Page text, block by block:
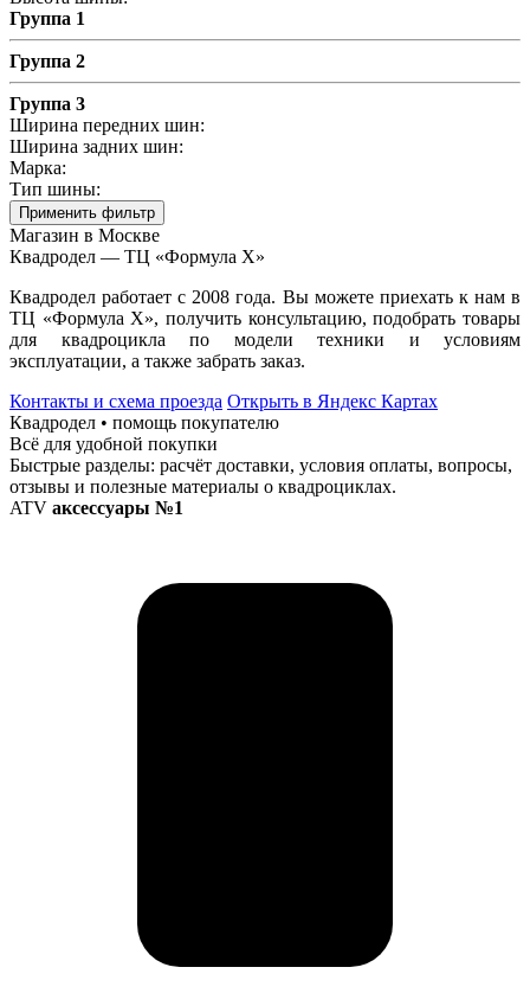
Группа 1
Группа 2
Группа 3
Ширина передних шин:
Ширина задних шин:
Марка:
Тип шины:
Применить фильтр
Магазин в Москве
Квадродел — ТЦ «Формула Х»
Квадродел работает с 2008 года. Вы можете приехать к нам в
ТЦ «Формула Х», получить консультацию, подобрать товары
для квадроцикла по модели техники и условиям
эксплуатации, а также забрать заказ.
Контакты и схема проезда Открыть в Яндекс Картах
Квадродел • помощь покупателю
Всё для удобной покупки
Быстрые разделы: расчёт доставки, условия оплаты, вопросы,
отзывы и полезные материалы о квадроциклах.
ATV аксессуары №1